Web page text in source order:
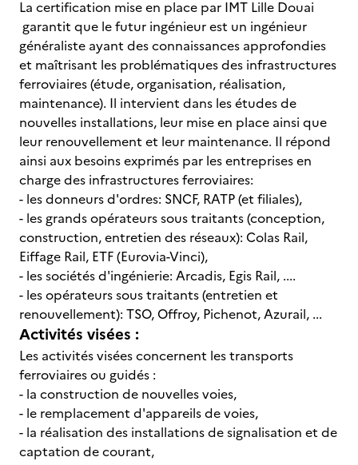
La certification mise en place par IMT Lille Douai
garantit que le futur ingénieur est un ingénieur
généraliste ayant des connaissances approfondies
et maîtrisant les problématiques des infrastructures
ferroviaires (étude, organisation, réalisation,
maintenance). Il intervient dans les études de
nouvelles installations, leur mise en place ainsi que
leur renouvellement et leur maintenance. Il répond
ainsi aux besoins exprimés par les entreprises en
charge des infrastructures ferroviaires:
- les donneurs d'ordres: SNCF, RATP (et filiales),
- les grands opérateurs sous traitants (conception,
construction, entretien des réseaux): Colas Rail,
Eiffage Rail, ETF (Eurovia-Vinci),
- les sociétés d'ingénierie: Arcadis, Egis Rail, ....
- les opérateurs sous traitants (entretien et
renouvellement): TSO, Offroy, Pichenot, Azurail, ...
Activités visées :
Les activités visées concernent les transports
ferroviaires ou guidés :
- la construction de nouvelles voies,
- le remplacement d'appareils de voies,
- la réalisation des installations de signalisation et de
captation de courant,